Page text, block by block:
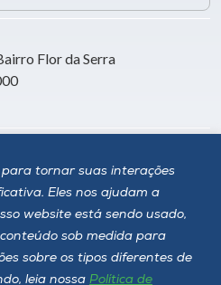
para tornar suas interações
Eles nos ajudam a
website está sendo usado,
sob medida para
sobre os tipos diferentes de
leia nossa Política de
Flor da Serra